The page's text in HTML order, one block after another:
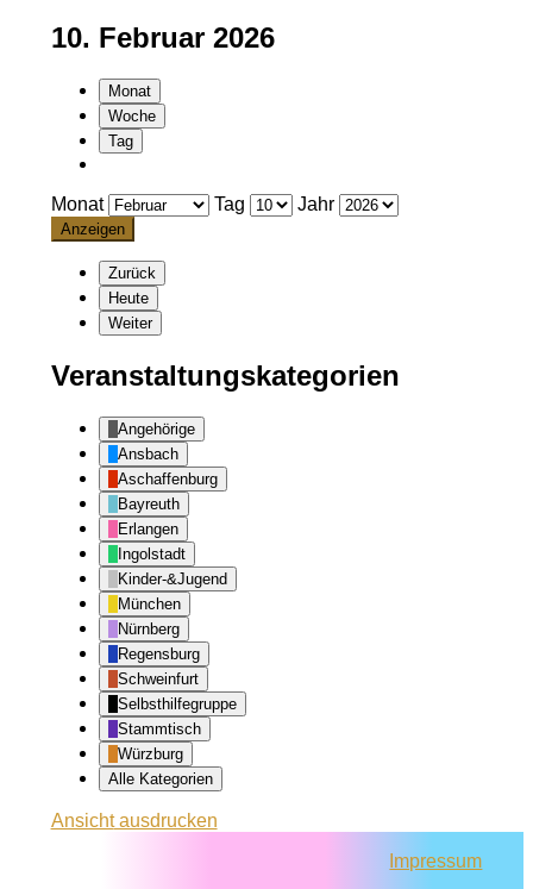
10. Februar 2026
Monat
Woche
Tag
Monat Tag Jahr
Zurück
Heute
Weiter
Veranstaltungskategorien
Angehörige
Ansbach
Aschaffenburg
Bayreuth
Erlangen
Ingolstadt
Kinder-&Jugend
München
Nürnberg
Regensburg
Schweinfurt
Selbsthilfegruppe
Stammtisch
Würzburg
Alle Kategorien
Ansichtausdrucken
Impressum